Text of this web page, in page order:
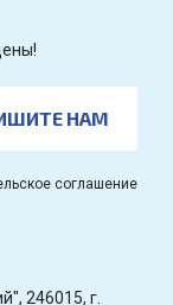
НАМ
соглашение
246015, г.